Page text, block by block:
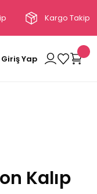
Kargo Takip
Giriş Yap
Kalıp